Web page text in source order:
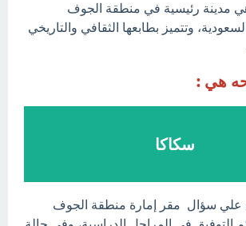
مدينة رئيسية في منطقة الجوف
وتتميز بطابعها الثقافي والتاريخي
هي :
سكاكا
علي سؤال مقر إمارة منطقة الجوف